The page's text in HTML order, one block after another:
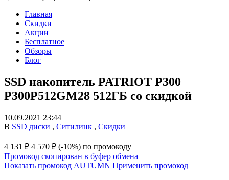
Главная
Скидки
Акции
Бесплатное
Обзоры
Блог
SSD накопитель PATRIOT P300
P300P512GM28 512ГБ со скидкой
10.09.2021 23:44
В SSD диски , Ситилинк , Скидки
4 131 ₽ 4 570 ₽ (-10%) по промокоду
Промокод скопирован в буфер обмена
Показать промокод AUTUMN Применить промокод